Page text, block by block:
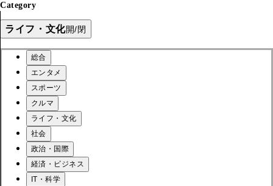
Category
ライフ・文化開/閉
総合
エンタメ
スポーツ
クルマ
ライフ・文化
社会
政治・国際
経済・ビジネス
IT・科学